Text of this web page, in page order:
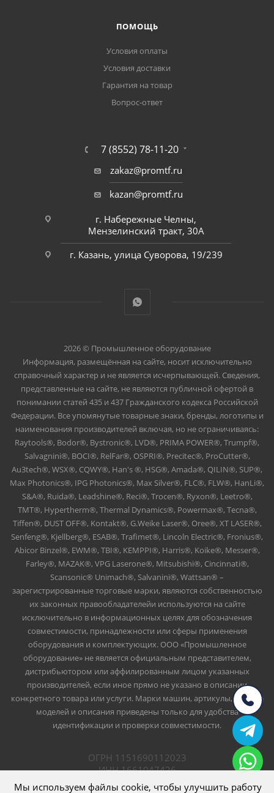
ПОМОЩЬ
Условия оплаты
Условия доставки
Гарантия на товар
Вопрос-ответ
7 (8552) 78-11-20
zakaz@promtf.ru
kazan@promtf.ru
г. Набережные Челны,
Мензелинский тракт, 30А
г. Казань, улица Суворова, 19/239
2026 © Промышленное оборудование
Информация, размещённая на сайте, носит исключительно
справочный характер и не является исчерпывающей. Сведения,
представленные на сайте, не являются публичной офертой в
понимании статей 435 и 437 Гражданского кодекса Российской
Федерации. Все упомянутые товарные знаки, бренды, логотипы и
наименования производителей включая, но не ограничиваясь:
Raytools®, Bodor®, Bystronic®, LVD®, PRIMA POWER®, Trumpf®,
Salvagnini®, BOCI®, RelFar®, OSPRI®, Precitec®, ProCutter®,
Au3tech®, WSX®, CQWY®, Han's ®, HSG®, Amada®, QILIN®, SUP®,
Max Photonics®, IPG Photonics®, Max Silver®, FLC®, FLW®, HanLi®,
S&A®, Ruida®, Leadshine®, Reci®, Trocen®, Ryxon®, Leetro®,
TMT®, Hypertherm®, Thermal Dynamics®, Powermax®, Tecna®,
Tiffen®, DUST OFF®, Kontakt®, G.Weike Laser®, Oree®, XT LASER®,
Senfeng®, Kjellberg®, ESAB®, Trafimet®, Lincoln Electric®, Fronius®,
Abicor Binzel®, EWM®, TBI®, KEMPPI®, Harris®, Koike®, Messer®,
Farley®, MAZAK®, VPG Laserone®, Mitsubishi®, Cincinnati®,
Scansonic® Unimach®, Salvanini®, Wattsan® –
зарегистрированные торговые марки, являются собственностью
их законных правообладателейи используются на сайте
исключительно в информационных целях для обозначения
совместимости, принадлежности или сферы применения
оборудования и комплектующих. ООО «Промышленное
оборудование» не является официальным представителем,
дистрибьютором или аффилированным лицом указанных
производителей, если иное прямо не указано в описании
конкретного товара или услуги. Марки машин, артикулы, номера
моделей и описания приведены только для удобства
идентификации и проверки совместимости.
ОГРН 1151690112023
ИНН 1661047426
ООО Промышленное оборудование
Мы используем файлы cookie, чтобы улучшить работу